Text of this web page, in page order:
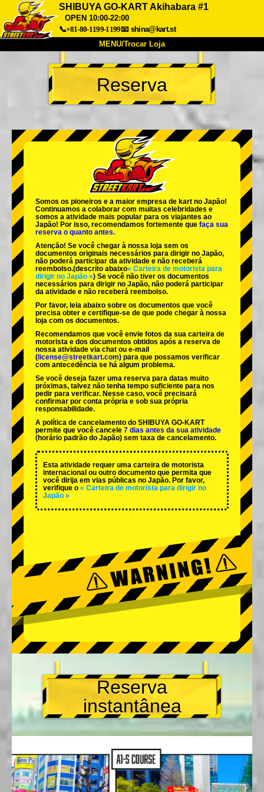
SHIBUYA GO-KART Akihabara #1
OPEN 10:00-22:00
📞+81-80-1199-1199📧 shina@kart.st
MENU/Trocar Loja
Sobre Especificações Preços
Acesso Opiniões
Reserva
Trocar Loja
Tokyo Akihabara#1
Tokyo Akihabara#2
Tokyo Shibuya Annex Tokyo Bay
Tokyo Asakusa Osaka
Okinawa
Reserva
Somos os pioneiros e a maior empresa de kart no Japão!
Continuamos a colaborar com muitas celebridades e
somos a atividade mais popular para os viajantes ao
Japão! Por isso, recomendamos fortemente que faça sua
reserva o quanto antes.
Atenção! Se você chegar à nossa loja sem os
documentos originais necessários para dirigir no Japão,
não poderá participar da atividade e não receberá
reembolso.(descrito abaixo« Carteira de motorista para
dirigir no Japão ») Se você não tiver os documentos
necessários para dirigir no Japão, não poderá participar
da atividade e não receberá reembolso.
Por favor, leia abaixo sobre os documentos que você
precisa obter e certifique-se de que pode chegar à nossa
loja com os documentos.
Recomendamos que você envie fotos da sua carteira de
motorista e dos documentos obtidos após a reserva de
nossa atividade via chat ou e-mail
( license@streetkart.com) para que possamos verificar
com antecedência se há algum problema.
Se você deseja fazer uma reserva para datas muito
próximas, talvez não tenha tempo suficiente para nos
pedir para verificar. Nesse caso, você precisará
confirmar por conta própria e sob sua própria
responsabilidade.
A política de cancelamento do SHIBUYA GO-KART
permite que você cancele 7 dias antes da sua atividade
(horário padrão do Japão) sem taxa de cancelamento.
Esta atividade requer uma carteira de motorista
internacional ou outro documento que permita que
você dirija em vias públicas no Japão. Por favor,
verifique o « Carteira de motorista para dirigir no
Japão »
Reserva
instantânea